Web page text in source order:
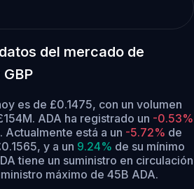
del mercado de
es de £0.1475, con un volumen
ADA ha registrado un -0.53%
Actualmente está a un -5.72% de
y a un 9.24% de su mínimo
tiene un suministro en circulación
máximo de 45B ADA.